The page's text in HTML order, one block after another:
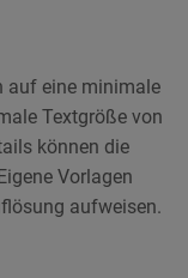
auf eine minimale
Textgröße von
können die
Vorlagen
aufweisen.